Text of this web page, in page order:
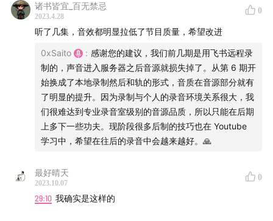
【未经授权，禁止转载】
诸书皆宜_百无禁忌
2023.4.28
0
听了几集，音效都明显拉低了节目质量，希望改进
0xSaito : 感谢您的建议，我们前几期是用飞书远程录
制的，声音进入服务器之后音源就损失掉了。从第 6 期开
始换成了本地录制然后和轨的形式，音质在音源部分就有
了明显的提升。因为录制与个人的录音环境关系很大，我
们很难达到专业录音室级别的音源品质，所以只能在后期
上多下一些功夫。现阶段很多后制的技巧也在 Youtube
学习中，希望在往后的录音中会越来越好。🙏
最好晴天
2023.10.07
0
29:10 我确实是这样的